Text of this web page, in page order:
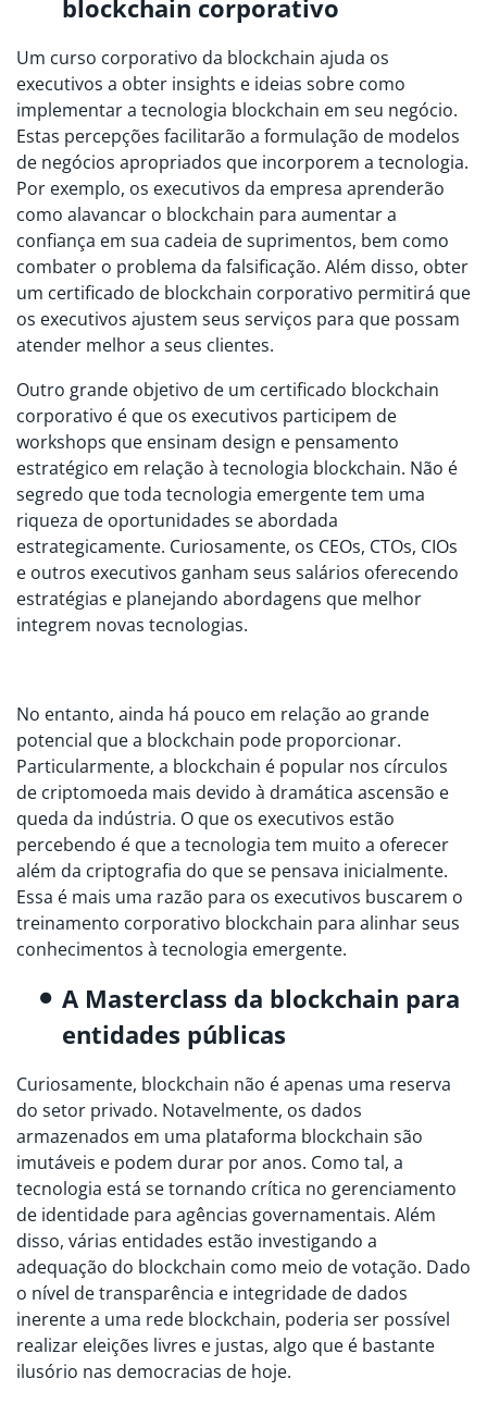
blockchain corporativo
Um curso corporativo da blockchain ajuda os
executivos a obter insights e ideias sobre como
implementar a tecnologia blockchain em seu negócio.
Estas percepções facilitarão a formulação de modelos
de negócios apropriados que incorporem a tecnologia.
Por exemplo, os executivos da empresa aprenderão
como alavancar o blockchain para aumentar a
confiança em sua cadeia de suprimentos, bem como
combater o problema da falsificação. Além disso, obter
um certificado de blockchain corporativo permitirá que
os executivos ajustem seus serviços para que possam
atender melhor a seus clientes.
Outro grande objetivo de um certificado blockchain
corporativo é que os executivos participem de
workshops que ensinam design e pensamento
estratégico em relação à tecnologia blockchain. Não é
segredo que toda tecnologia emergente tem uma
riqueza de oportunidades se abordada
estrategicamente. Curiosamente, os CEOs, CTOs, CIOs
e outros executivos ganham seus salários oferecendo
estratégias e planejando abordagens que melhor
integrem novas tecnologias.
No entanto, ainda há pouco em relação ao grande
potencial que a blockchain pode proporcionar.
Particularmente, a blockchain é popular nos círculos
de criptomoeda mais devido à dramática ascensão e
queda da indústria. O que os executivos estão
percebendo é que a tecnologia tem muito a oferecer
além da criptografia do que se pensava inicialmente.
Essa é mais uma razão para os executivos buscarem o
treinamento corporativo blockchain para alinhar seus
conhecimentos à tecnologia emergente.
A Masterclass da blockchain para
entidades públicas
Curiosamente, blockchain não é apenas uma reserva
do setor privado. Notavelmente, os dados
armazenados em uma plataforma blockchain são
imutáveis ​​e podem durar por anos. Como tal, a
tecnologia está se tornando crítica no gerenciamento
de identidade para agências governamentais. Além
disso, várias entidades estão investigando a
adequação do blockchain como meio de votação. Dado
o nível de transparência e integridade de dados
inerente a uma rede blockchain, poderia ser possível
realizar eleições livres e justas, algo que é bastante
ilusório nas democracias de hoje.